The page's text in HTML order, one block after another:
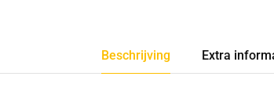
Beschrijving Extra